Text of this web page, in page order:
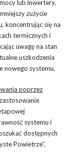
lub inwertery,
zużycie
koncentrując się na
termicznych i
uwagę na stan
uszkodzenia
nowego systemu.
poprzez
systemu i
dostępnych
Powietrze”,